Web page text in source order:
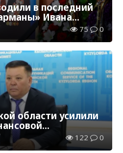
в последний
Ивана
75 0
области усилили
122 0